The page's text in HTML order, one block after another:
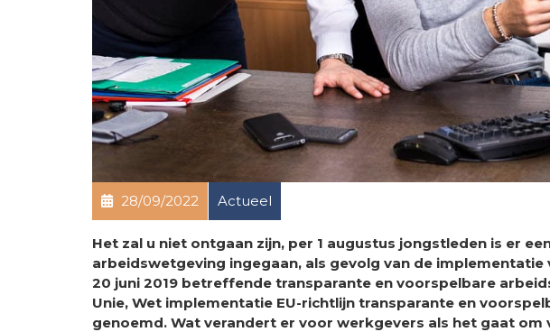
28/09/2022 Actueel
Het zal u niet ontgaan zijn, per 1 augustus jongstleden is er
arbeidswetgeving ingegaan, als gevolg van de implementatie
20 juni 2019 betreffende transparante en voorspelbare
Unie, Wet implementatie EU-richtlijn transparante en
genoemd. Wat verandert er voor werkgevers als het gaat om